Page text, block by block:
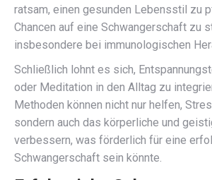
ratsam, einen gesunden Lebensstil zu
Chancen auf eine Schwangerschaft zu
insbesondere bei immunologischen
Schließlich lohnt es sich,
oder Meditation in den Alltag zu
Methoden können nicht nur helfen,
sondern auch das körperliche und
verbessern, was förderlich für eine
Schwangerschaft sein könnte.